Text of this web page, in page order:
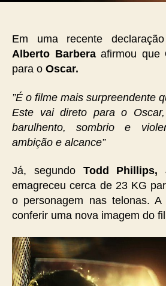
Em uma recente
Alberto Barbera afirmou que
para o Oscar.
”É o filme mais surpreendente
Este vai direto para o
barulhento, sombrio e
ambição e alcance”
Já, segundoTodd Phillips,
emagreceu cerca de 23 KG
o personagem nas telonas.
conferir uma nova imagem do